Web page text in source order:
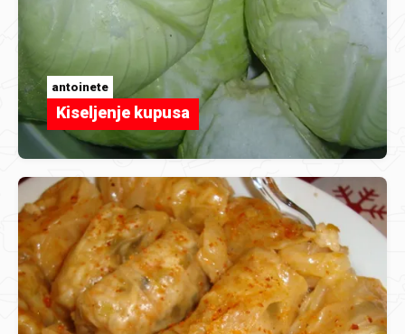
antoinete
Kiseljenje kupusa